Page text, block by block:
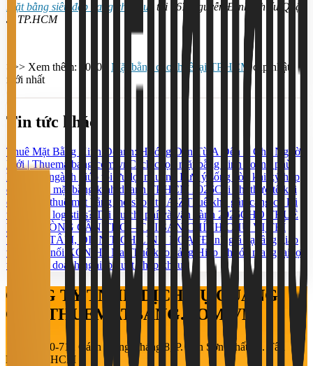
Mặt bằng siêu đẹp đang cho thuê
tại 167 Nguyễn Đình Chiểu Quận
3, TP.HCM
>>> Xem thêm: 2000+ Mặt bằng cho thuê tại TP.HCM
cập nhật
mới nhất
Tin tức khác
Thuê Mặt Bằng Kinh Doanh: Hướng Dẫn Từ A Đến Z Cho Người
Mới | Thuematbang.com.vn Cách chọn mặt bằng kinh doanh phù
hợp từng ngành giúp tối ưu lợi nhuận 5 Lưu ý sống còn khi ký hợp
đồng thuê mặt bằng kinh doanh TP.HCM 2026Chi phí thực tế khi
chọn cho thuê mặt bằng mở shop từ A-Z Thuê kho gần cảng có lợi
thế gì cho logistics? Tối ưu chi phí và vận hành 2026CHO THUÊ
VĂN PHÒNG CẦN THƠ – TÀI SẢN CHÍNH CHỦ VỊ TRÍ
TRUNG TÂM, DIỆN TÍCH LINH HOẠTĐánh giá hạ tầng giao
thông kết nối KCN Hố Nai Thuê kho cảng Hiệp Phước mang lại lợi
thế gì cho doanh nghiệp xuất nhập khẩu?
CÔNG TY TNHH DỊCH VỤ QUẢNG
CÁO THUEMATBANG.COM.VN
708-710-712 Cách Mạng Tháng 8, P. Tân Sơn Nhất, Q. Tân
Bình, TP. HCM